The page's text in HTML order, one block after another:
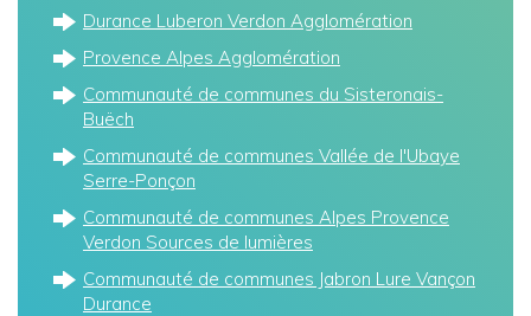
Durance Luberon Verdon Agglomération
Provence Alpes Agglomération
Communauté de communes du Sisteronais-
Buëch
Communauté de communes Vallée de l'Ubaye
Serre-Ponçon
Communauté de communes Alpes Provence
Verdon Sources de lumières
Communauté de communes Jabron Lure Vançon
Durance